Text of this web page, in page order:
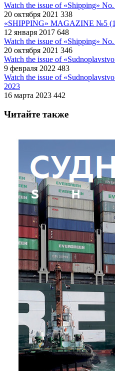
Watch the issue of «Shipping»
20 октября 2021 338
«SHIPPING» MAGAZINE №5
12 января 2017 648
Watch the issue of «Shipping»
20 октября 2021 346
Watch the issue of
9 февраля 2022 483
Watch the issue of
2023
16 марта 2023 442
Читайте также